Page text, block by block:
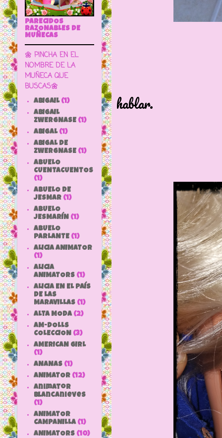
hablar.
PARECIDOS
RAZONABLES DE
MUÑECAS
🌼 PINCHA EN EL
NOMBRE DE LA
MUÑECA QUE
BUSCAS🌼
ABIGAIL (1)
ABIGAIL
ZWERGNASE (1)
ABIGAL (1)
ABIGAL DE
ZWERGNASE (1)
ABUELO
CUENTACUENTOS
(1)
ABUELO DE
JESMAR (1)
ABUELO
JESMARÍN (1)
ABUELO
PARLANTE (1)
ALICIA ANIMATOR
(1)
ALICIA
ANIMATORS (1)
ALICIA EN EL PAÍS
DE LAS
MARAVILLAS (1)
ALTA MODA (2)
AM-DOLLS
COLECCION (3)
AMERICAN GIRL
(1)
ANANAS (1)
ANIMATOR (12)
animator
blancanieves
(1)
ANIMATOR
CAMPANILLA (1)
ANIMATORS (10)